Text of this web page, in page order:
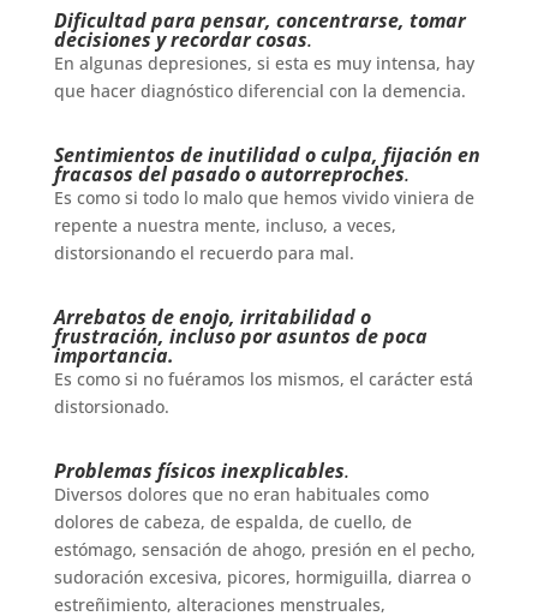
Dificultad para pensar, concentrarse, tomar
decisiones y recordar cosas.
En algunas depresiones, si esta es muy intensa, hay
que hacer diagnóstico diferencial con la demencia.
Sentimientos de inutilidad o culpa, fijación en
fracasos del pasado o autorreproches.
Es como si todo lo malo que hemos vivido viniera de
repente a nuestra mente, incluso, a veces,
distorsionando el recuerdo para mal.
Arrebatos de enojo, irritabilidad o
frustración, incluso por asuntos de poca
importancia.
Es como si no fuéramos los mismos, el carácter está
distorsionado.
Problemas físicos inexplicables.
Diversos dolores que no eran habituales como
dolores de cabeza, de espalda, de cuello, de
estómago, sensación de ahogo, presión en el pecho,
sudoración excesiva, picores, hormiguilla, diarrea o
estreñimiento, alteraciones menstruales,